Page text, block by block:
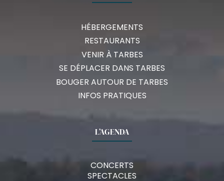
HÉBERGEMENTS
RESTAURANTS
VENIR À TARBES
SE DÉPLACER DANS TARBES
BOUGER AUTOUR DE TARBES
INFOS PRATIQUES
L’AGENDA
CONCERTS
SPECTACLES